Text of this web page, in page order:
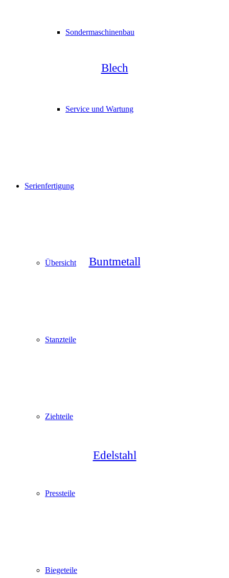
Sondermaschinenbau
Service und Wartung
Serienfertigung
Übersicht
Stanzteile
Ziehteile
Pressteile
Biegeteile
Blech
Buntmetall
Edelstahl